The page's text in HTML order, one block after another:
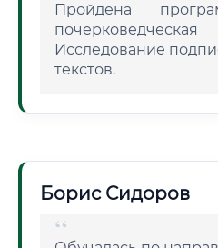
Пройдена
Исследование
текстов.
Борис Сидоров